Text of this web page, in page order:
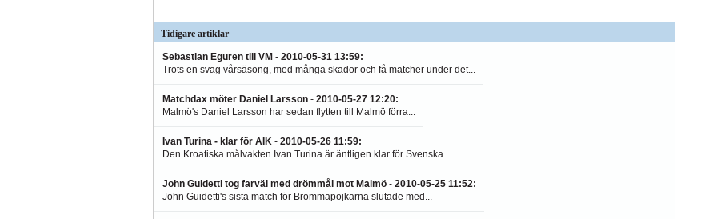
Tidigare artiklar
Sebastian Eguren till VM - 2010-05-31 13:59:
Trots en svag vårsäsong, med många skador och få matcher under det...
Matchdax möter Daniel Larsson - 2010-05-27 12:20:
Malmö's Daniel Larsson har sedan flytten till Malmö förra...
Ivan Turina - klar för AIK - 2010-05-26 11:59:
Den Kroatiska målvakten Ivan Turina är äntligen klar för Svenska...
John Guidetti tog farväl med drömmål mot Malmö - 2010-05-25 11:52:
John Guidetti's sista match för Brommapojkarna slutade med...